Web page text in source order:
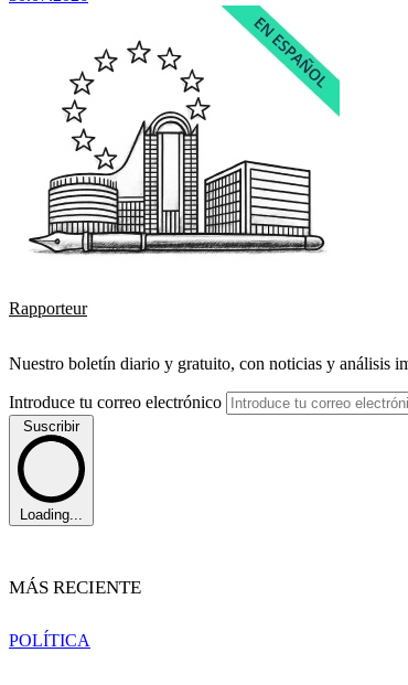
Rapporteur
Nuestro boletín diario y gratuito, con noticias y análisis
Introduce tu correo electrónico
Suscribir
Loading...
MÁS RECIENTE
POLÍTICA